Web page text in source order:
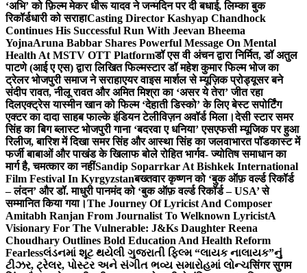
‘अभि’ को फ़िल्म मेकर धीरू यादव ने जन्मदिन पर दी बधाई, लिम्का बुक
रिकॉर्डधारी को सराहाCasting Director Kashyap Chandhock
Continues His Successful Run With Jeevan Bheema
YojnaAruna Babbar Shares Powerful Message On Mental
Health At MSTV OTT Platformडॉ एस वी अंचन द्वारा निर्मित, डॉ अतुल
पाटणे (आई ए एस) द्वारा लिखित फिल्मस्टार डॉ महेश कुमार फिल्म भोज का
ट्रेलर भोजपुरी समाज ने सराहाएयर वाइस मार्शल से म्यूज़िक प्रोड्यूसर बने
संदीप रावत, नीलू रावत और अमित मिश्रा का ‘असर ये तेरा’ जीत रहा
दिलएक्ट्रेस यास्मीन खान को फिल्म ‘देहाती डिस्को’ के लिए बेस्ट सपोर्टिंग
एक्टर का दादा साहब फाल्के इंडियन टेलीविज़न अवॉर्ड मिला।देसी स्टार समर
सिंह का बिग ब्लास्ट भोजपुरी गाना ‘बदरवा ए धनिया’ एसएफसी म्यूजिक पर हुआ
रिलीज, बारिश में दिखा समर सिंह और आस्था सिंह का जलवाभारत पॉडकास्ट में
फर्जी बाबाओं और पाखंड के खिलाफ बोले रोहित भार्गव- ज्योतिष समाधान का
मार्ग है, चमत्कार का नहींSandip Soparrkar At Bishkek International
Film Festival In Kyrgyzstanबख्तवार कृष्णन को ‘बुक ऑफ़ वर्ल्ड रिकॉर्ड
– लंदन’ और डॉ. माधुरी पानमंद को ‘बुक ऑफ़ वर्ल्ड रिकॉर्ड – USA’ से
सम्मानित किया गया।The Journey Of Lyricist And Composer
Amitabh Ranjan From Journalist To Welknown LyricistA
Visionary For The Vulnerable: J&Ks Daughter Reena
Choudhary Outlines Bold Education And Health Reform
Fearlessલંડનમાં શૂટ થયેલી ગુજરાતી ફિલ્મ “લાયક નાલાયક”નું
ટીઝર, ટ્રેલર, પોસ્ટર અને સંગીત ભવ્ય સમારોહમાં લોન્ચसिंगर सुगम